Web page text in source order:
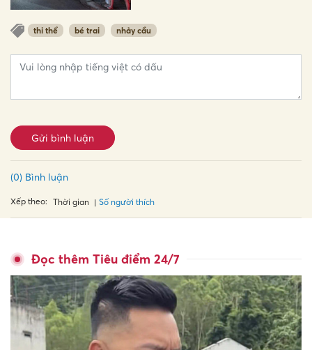
thi thể bé trai nhảy cầu
Gửi bình luận
(0) Bình luận
Xếp theo: Thời gian Số người thích
Đọc thêm Tiêu điểm 24/7